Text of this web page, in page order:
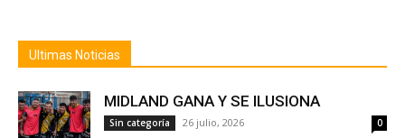
Ultimas Noticias
MIDLAND GANA Y SE ILUSIONA
Sin categoría 26 julio, 2026 0